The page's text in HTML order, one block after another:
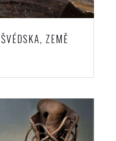
ZEMĚ